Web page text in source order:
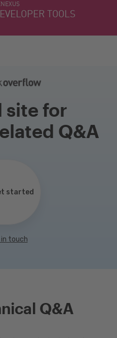
TOOLS
site for
Q&A
started
touch
Q&A